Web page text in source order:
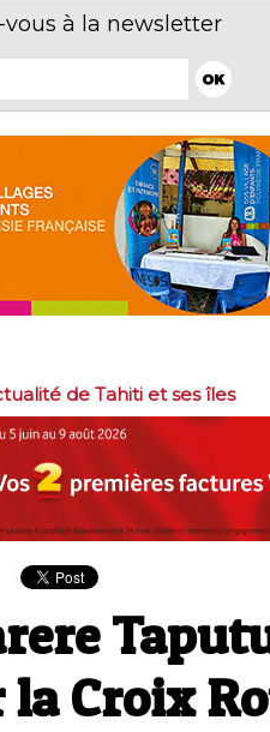
à la newsletter
de Tahiti et ses îles
Croix